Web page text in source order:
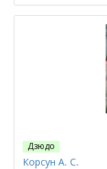
Дзюдо
Корсун А. С.